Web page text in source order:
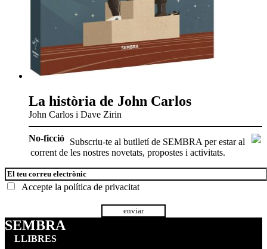
La història de John Carlos
John Carlos i Dave Zirin
No-ficció Subscriu-te al butlletí de SEMBRA per estar al
corrent de les nostres novetats, propostes i activitats.
Accepte la política de privacitat
SEMBRA
LLIBRES